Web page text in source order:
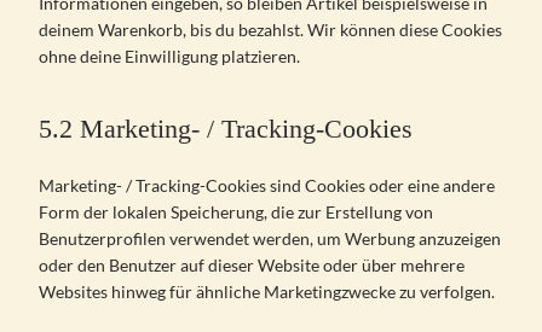
deinem Warenkorb, bis du bezahlst. Wir können diese Cookies
ohne deine Einwilligung platzieren.
5.2 Marketing- / Tracking-Cookies
Marketing- / Tracking-Cookies sind Cookies oder eine andere
Form der lokalen Speicherung, die zur Erstellung von
Benutzerprofilen verwendet werden, um Werbung anzuzeigen
oder den Benutzer auf dieser Website oder über mehrere
Websites hinweg für ähnliche Marketingzwecke zu verfolgen.